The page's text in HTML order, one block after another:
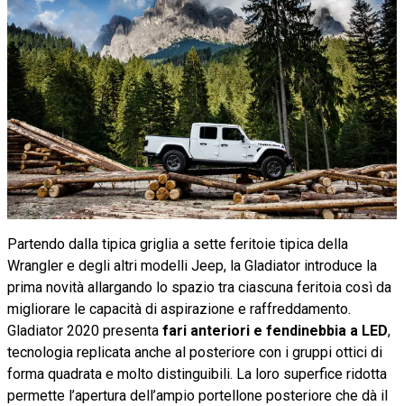
Partendo dalla tipica griglia a sette feritoie tipica della
Wrangler e degli altri modelli Jeep, la Gladiator introduce la
prima novità allargando lo spazio tra ciascuna feritoia così da
migliorare le capacità di aspirazione e raffreddamento.
Gladiator 2020 presenta fari anteriori e fendinebbia a LED,
tecnologia replicata anche al posteriore con i gruppi ottici di
forma quadrata e molto distinguibili. La loro superfice ridotta
permette l’apertura dell’ampio portellone posteriore che dà il